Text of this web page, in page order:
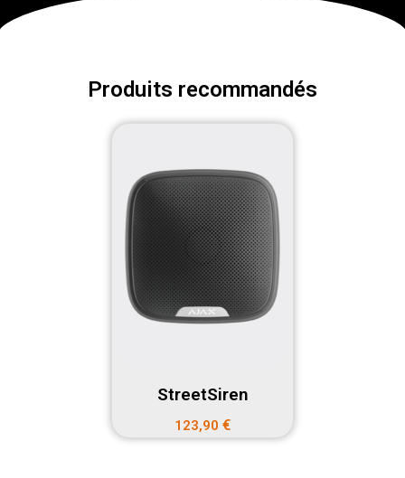
Produits recommandés
StreetSiren
123,90 €